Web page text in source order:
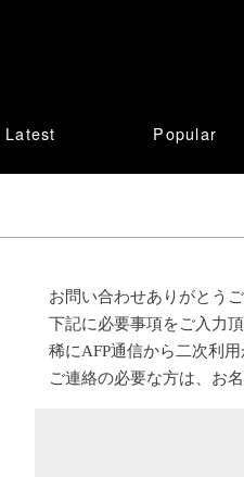
Latest Popular
お問い合わせありがとうご
下記に必要事項をご入力
稀にAFP通信から二次利
ご連絡の必要な方は、お